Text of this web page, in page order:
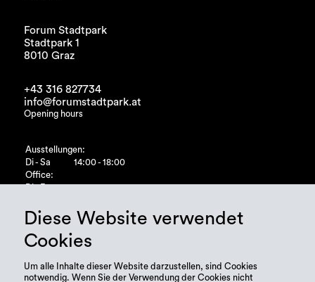
Forum Stadtpark
Stadtpark 1
8010 Graz
+43 316 827734
info@forumstadtpark.at
Opening hours
Ausstellungen:
Di - Sa
14:00 - 18:00
Office:
Diese Website verwendet
Cookies
Um alle Inhalte dieser Website darzustellen, sind Cookies
notwendig. Wenn Sie der Verwendung der Cookies nicht